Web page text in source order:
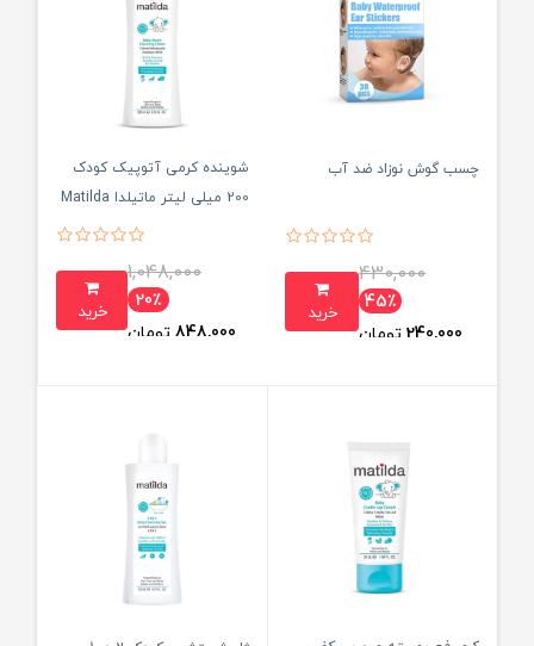
چسب گوش نوزاد ضد آب
430,000
45٪
240,000تومان
خرید
شوینده کرمی آتوپیک کودک
200 میلی لیتر ماتیلدا Matilda
1,048,000
20٪
848,000تومان
خرید